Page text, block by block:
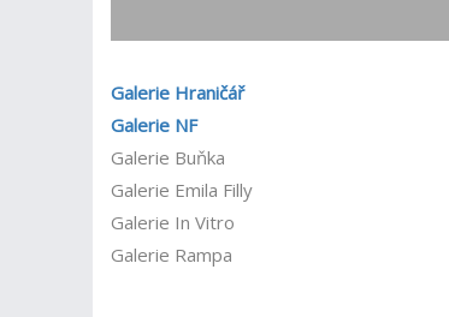
Galerie Hraničář
Galerie NF
Galerie Buňka
Galerie Emila Filly
Galerie In Vitro
Galerie Rampa